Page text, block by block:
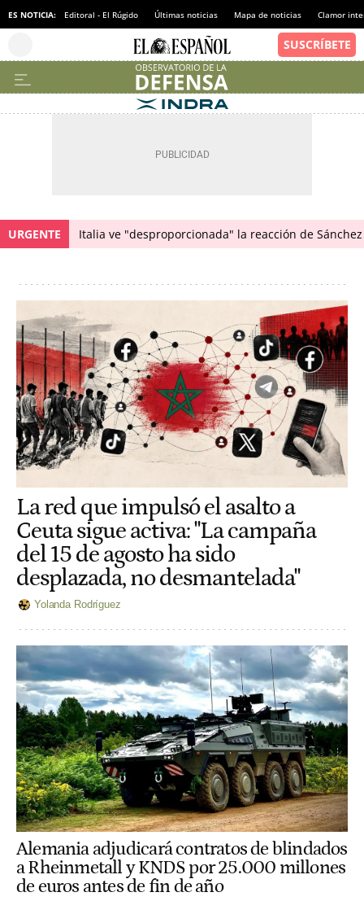
ES NOTICIA: Editoral - El Rúgido Últimas noticias Mapa de noticias Clamor
URGENTE Italia ve "desproporcionada" la reacción de
Alemania adjudicará contratos de blindados
a Rheinmetall y KNDS por 25.000 millones
de euros antes de fin de año
La red que impulsó el asalto a
Ceuta sigue activa: "La campaña
del 15 de agosto ha sido
desplazada, no desmantelada"
Yolanda Rodríguez